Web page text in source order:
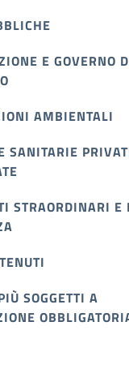
E GOVERNO
AMBIENTALI
SANITARIE
STRAORDINARI E
SOGGETTI A